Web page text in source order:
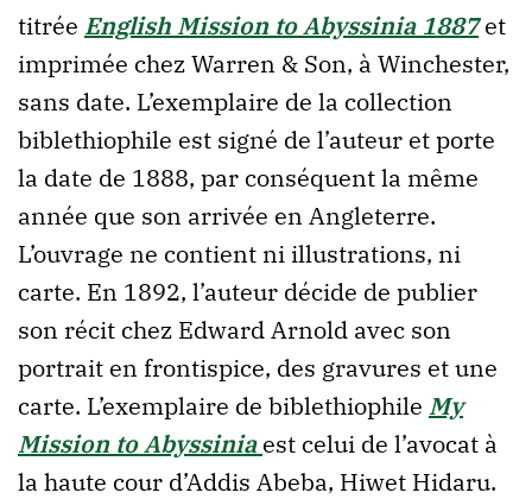
titrée English Mission to Abyssinia 1887et
imprimée chez Warren & Son, à Winchester,
sans date. L’exemplaire de la collection
biblethiophile est signé de l’auteur et porte
la date de 1888, par conséquent la même
année que son arrivée en Angleterre.
L’ouvrage ne contient ni illustrations, ni
carte. En 1892, l’auteur décide de publier
son récit chez Edward Arnold avec son
portrait en frontispice, des gravures et une
carte. L’exemplaire de biblethiophile My
Mission to Abyssiniaest celui de l’avocat à
la haute cour d’Addis Abeba, Hiwet Hidaru.